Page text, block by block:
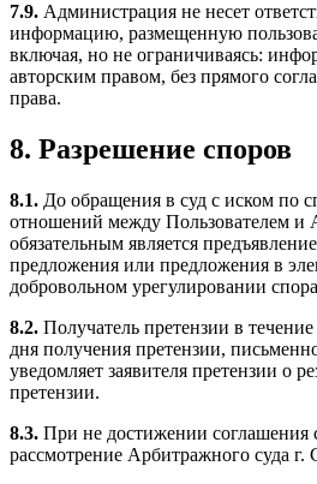
7.9. Администрация не несет
информацию, размещенную
включая, но не ограничиваясь:
авторским правом, без прямого
права.
8. Разрешение споров
8.1. До обращения в суд с иском по
отношений между Пользователем и
обязательным является
предложения или предложения в
добровольном урегулировании
8.2. Получатель претензии в
дня получения претензии,
уведомляет заявителя претензии о
претензии.
8.3. При не достижении соглашения
рассмотрение Арбитражного суда г.